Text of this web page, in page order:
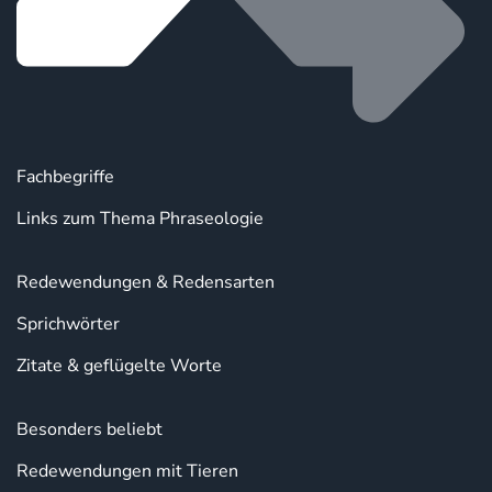
Fachbegriffe
Links zum Thema Phraseologie
Redewendungen & Redensarten
Sprichwörter
Zitate & geflügelte Worte
Besonders beliebt
Redewendungen mit Tieren